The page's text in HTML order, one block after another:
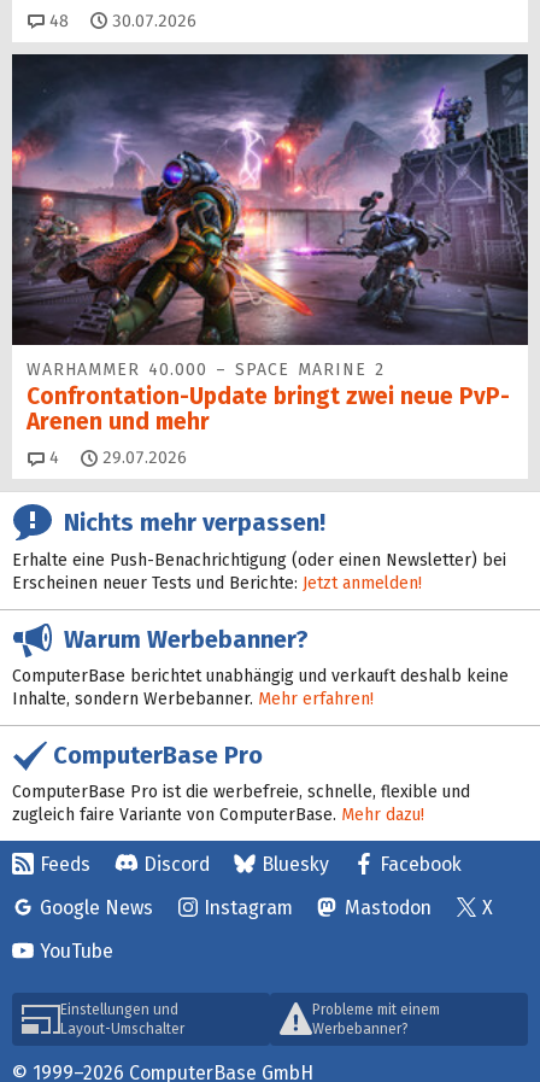
48 Kommentare
30.07.2026
WARHAMMER 40.000 – SPACE MARINE 2
Confrontation-Update bringt zwei neue PvP-
Arenen und mehr
4 Kommentare
29.07.2026
Nichts mehr verpassen!
Erhalte eine Push-Benachrichtigung (oder einen Newsletter) bei
Erscheinen neuer Tests und Berichte: Jetzt anmelden!
Warum Werbebanner?
ComputerBase berichtet unabhängig und verkauft deshalb keine
Inhalte, sondern Werbebanner. Mehr erfahren!
ComputerBase Pro
ComputerBase Pro ist die werbefreie, schnelle, flexible und
zugleich faire Variante von ComputerBase. Mehr dazu!
Feeds Discord Bluesky
Facebook
Google News
Instagram Mastodon
X
YouTube
Einstellungen und
Layout-Umschalter
Probleme mit einem
Werbebanner?
© 1999–2026 ComputerBase GmbH